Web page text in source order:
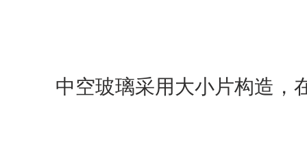
中空玻璃采用大小片构造，